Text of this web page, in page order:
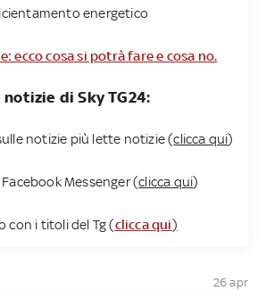
energetico
ecco cosa si potrà fare e cosa no.
di Sky TG24:
notizie più lette notizie (clicca qui)
Messenger (clicca qui)
con i titoli del Tg (clicca qui)
26 apr